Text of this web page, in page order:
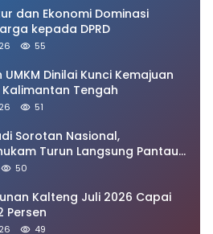
dan Ekonomi Dominasi
kepada DPRD
55
Dinilai Kunci Kemajuan
Tengah
51
Sorotan Nasional,
Turun Langsung Pantau
Karhutla
50
Kalteng Juli 2026 Capai
Persen
49